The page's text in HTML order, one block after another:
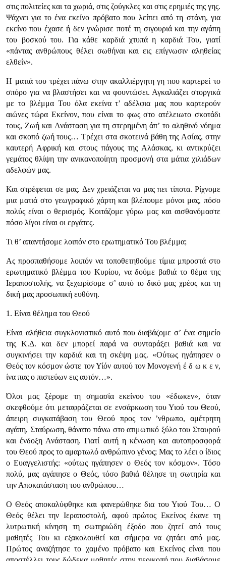
στις πολιτείες και τα χωριά, στις ζούγκλες και στις ερημιές της γης.
Ψάχνει για το ένα εκείνο πρόβατο που λείπει από τη στάνη, για
εκείνο που έχασε ή δεν γνώρισε ποτέ τη σιγουριά και την αγάπη
του βοσκού του. Για κάθε καρδιά χτυπά η καρδιά Του, γιατί
«πάντας ανθρώπους θέλει σωθήναι και εις επίγνωσιν αληθείας
ελθείν».
Η ματιά του τρέχει πάνω στην ακαλλιέργητη γη που καρτερεί το
σπόρο για να βλαστήσει και να φουντώσει. Αγκαλιάζει στοργικά
με το βλέμμα Του όλα εκείνα τ’ αδέλφια μας που καρτερούν
αιώνες τώρα Εκείνον, που είναι το φως στο ατέλειωτο σκοτάδι
τους, Ζωή και Ανάσταση για τη στερημένη άπ’ το αληθινό νόημα
και σκοπό ζωή τους… Τρέχει στα σκοτεινά βάθη της Ασίας, στην
καυτερή Αφρική και στους πάγους της Αλάσκας, κι αντικρύζει
γεμάτος θλίψη την ανικανοποίητη προσμονή στα μάτια χιλιάδων
αδελφών μας.
Και στρέφεται σε μας. Δεν χρειάζεται να μας πει τίποτα. Ρίχνομε
μια ματιά στο γεωγραφικό χάρτη και βλέπουμε μόνοι μας, πόσο
πολύς είναι ο θερισμός. Κοιτάζομε γύρω μας και αισθανόμαστε
πόσο λίγοι είναι οι εργάτες.
Τι θ’ απαντήσομε λοιπόν στο ερωτηματικό Του βλέμμα;
Ας προσπαθήσομε λοιπόν να τοποθετηθούμε τίμια μπροστά στο
ερωτηματικό βλέμμα του Κυρίου, να δούμε βαθιά το θέμα της
Ιεραποστολής, να ξεχωρίσομε σ’ αυτό το δικό μας χρέος και τη
δική μας προσωπική ευθύνη.
1. Είναι θέλημα του Θεού
Είναι αλήθεια συγκλονιστικό αυτό που διαβάζομε σ’ ένα σημείο
της Κ.Δ. και δεν μπορεί παρά να συνταράξει βαθιά και να
συγκινήσει την καρδιά και τη σκέψη μας. «Ούτως ηγάπησεν ο
Θεός τον κόσμον ώστε τον Υίόν αυτού τον Μονογενή έ δ ω κ ε ν,
ίνα πας ο πιστεύων εις αυτόν…».
Όλοι μας ξέρομε τη σημασία εκείνου του «έδωκεν», όταν
σκεφθούμε ότι μεταφράζεται σε ενσάρκωση του Υιού του Θεού,
άπειρη συγκατάβαση του Θεού προς τον ’νθρωπο, αμέτρητη
αγάπη, Σταύρωση, θάνατο πάνω στο ατιμωτικό ξύλο του Σταυρού
και ένδοξη Ανάσταση. Γιατί αυτή η κένωση και αυτοπροσφορά
του Θεού προς το αμαρτωλό ανθρώπινο γένος; Μας το λέει ο ίδιος
ο Ευαγγελιστής: «ούτως ηγάπησεν ο Θεός τον κόσμον». Τόσο
πολύ, μας αγάπησε ο Θεός, τόσο βαθιά θέλησε τη σωτηρία και
την Αποκατάσταση του ανθρώπου…
Ο Θεός αποκαλύφθηκε και φανερώθηκε δια του Υιού Του… Ο
Θεός θέλει την Ιεραποστολή, αφού πρώτος Εκείνος έκανε τη
λυτρωτική κίνηση τη σωτηριώδη έξοδο που ζητεί από τους
μαθητές Του κι εξακολουθεί και σήμερα να ζητάει από μας.
Πρώτος αναζήτησε το χαμένο πρόβατο και Εκείνος είναι που